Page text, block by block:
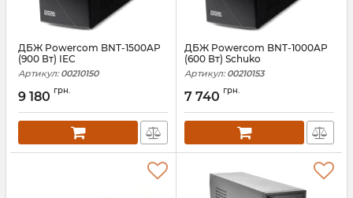
ДБЖ Powercom BNT-1500AP
(900 Вт) IEC
Артикул: 00210150
9 180 грн.
ДБЖ Powercom BNT-1000AP
(600 Вт) Schuko
Артикул: 00210153
7 740 грн.